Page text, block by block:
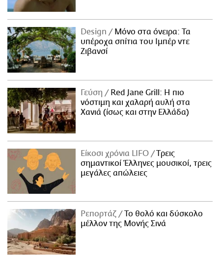
Design
Μόνο στα όνειρα: Τα
υπέροχα σπίτια του Ιμπέρ ντε
Ζιβανσί
Γεύση
Red Jane Grill: Η πιο
νόστιμη και χαλαρή αυλή στα
Χανιά (ίσως και στην Ελλάδα)
Είκοσι χρόνια LIFO
Tρεις
σημαντικοί Έλληνες μουσικοί, τρεις
μεγάλες απώλειες
Ρεπορτάζ
Το θολό και δύσκολο
μέλλον της Μονής Σινά